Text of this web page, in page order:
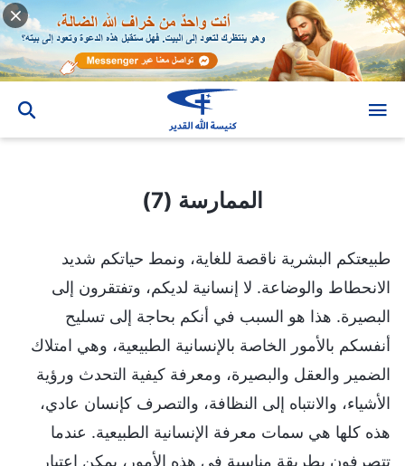
الممارسة (7)
طبيعتكم البشرية ناقصة للغاية، ونمط حياتكم شديد
الانحطاط والوضاعة. لا إنسانية لديكم، وتفتقرون إلى
البصيرة. هذا هو السبب في أنكم بحاجة إلى تسليح
أنفسكم بالأمور الخاصة بالإنسانية الطبيعية، وهي امتلاك
الضمير والعقل والبصيرة، ومعرفة كيفية التحدث ورؤية
الأشياء، والانتباه إلى النظافة، والتصرف كإنسان عادي،
هذه كلها هي سمات معرفة الإنسانية الطبيعية. عندما
تتصرفون بطريقة مناسبة في هذه الأمور، يمكن اعتبار